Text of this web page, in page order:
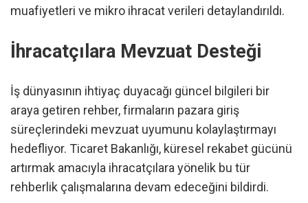
muafiyetleri ve mikro ihracat verileri detaylandırıldı.
İhracatçılara Mevzuat Desteği
İş dünyasının ihtiyaç duyacağı güncel bilgileri bir
araya getiren rehber, firmaların pazara giriş
süreçlerindeki mevzuat uyumunu kolaylaştırmayı
hedefliyor. Ticaret Bakanlığı, küresel rekabet gücünü
artırmak amacıyla ihracatçılara yönelik bu tür
rehberlik çalışmalarına devam edeceğini bildirdi.